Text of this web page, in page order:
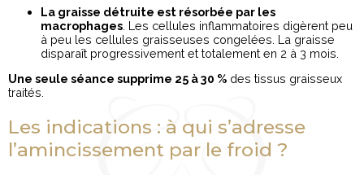
La graisse détruite est résorbée par les
macrophages . Les cellules inflammatoires digèrent peu
à peu les cellules graisseuses congelées. La graisse
disparaît progressivement et totalement en 2 à 3 mois.
Une seule séance supprime 25 à 30 % des tissus graisseux
traités.
Les indications : à qui s’adresse
l’amincissement par le froid ?